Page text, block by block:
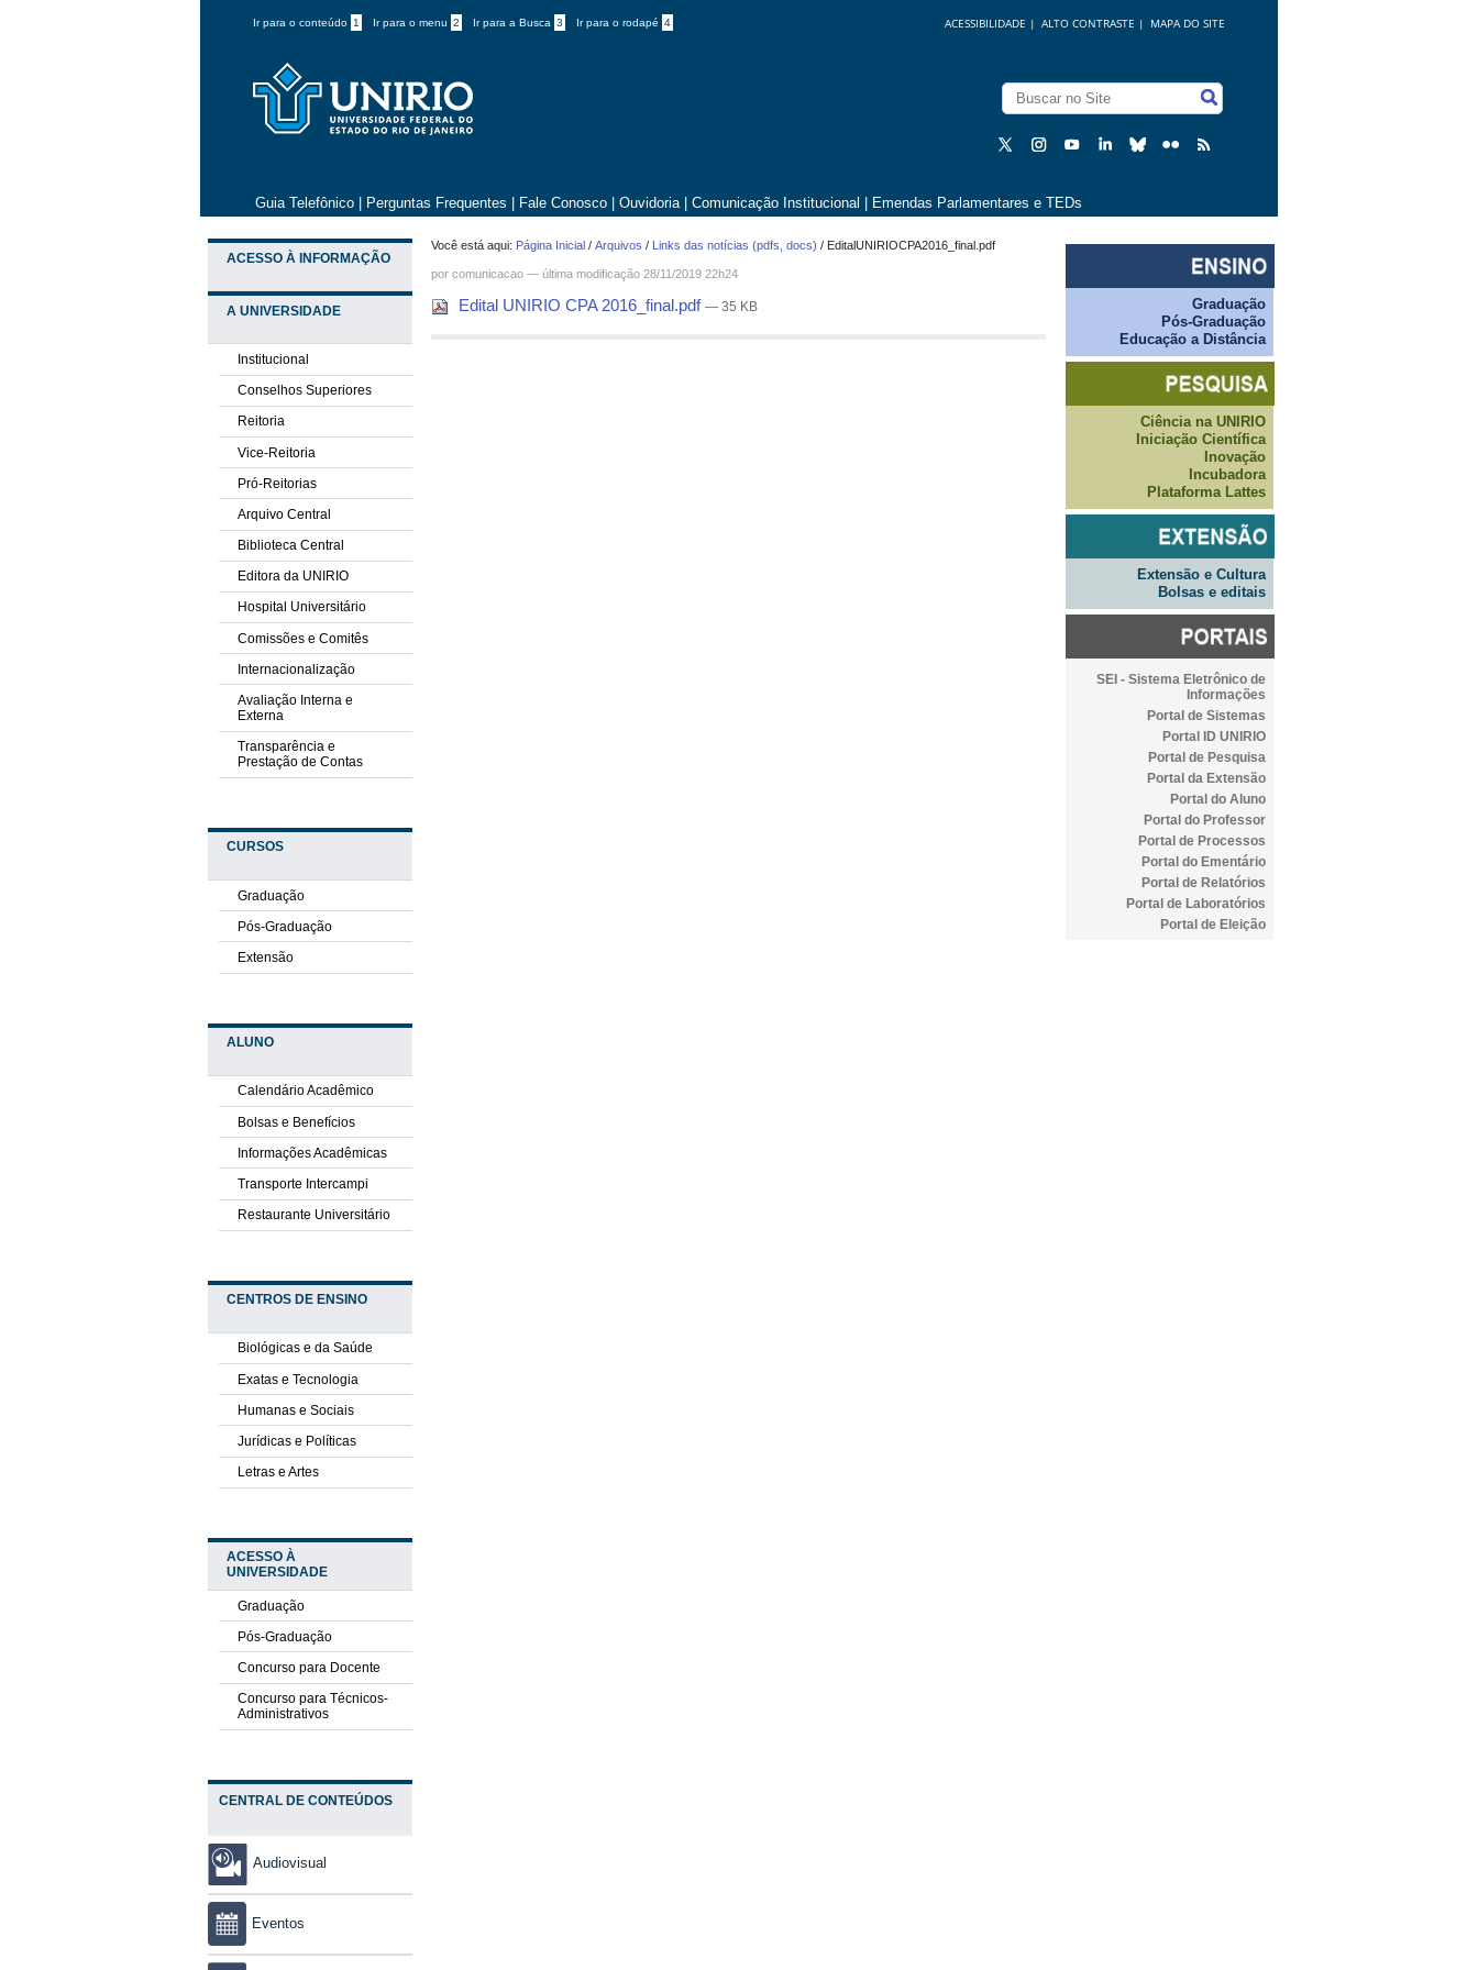
Ir para o conteúdo 1 Ir para o menu 2 Ir para a Busca 3 Ir para o rodapé 4 MAPA DO SITE
ALTO CONTRASTE |
ACESSIBILIDADE |
Guia Telefônico Perguntas Frequentes Fale Conosco Ouvidoria Comunicação Institucional Emendas Parlamentares e TEDs
ACESSO À INFORMAÇÃO
A UNIVERSIDADE
Institucional
Conselhos Superiores
Reitoria
Vice-Reitoria
Pró-Reitorias
Arquivo Central
Biblioteca Central
Editora da UNIRIO
Hospital Universitário
Comissões e Comitês
Internacionalização
Avaliação Interna e
Externa
Transparência e
Prestação de Contas
CURSOS
Graduação
Pós-Graduação
Extensão
ALUNO
Calendário Acadêmico
Bolsas e Benefícios
Informações Acadêmicas
Transporte Intercampi
Restaurante Universitário
CENTROS DE ENSINO
Biológicas e da Saúde
Exatas e Tecnologia
Humanas e Sociais
Jurídicas e Políticas
Letras e Artes
ACESSO À
UNIVERSIDADE
Graduação
Pós-Graduação
Concurso para Docente
Concurso para Técnicos-
Administrativos
CENTRAL DE CONTEÚDOS
Audiovisual
Eventos
Você está aqui: Página Inicial /Arquivos / Links das notícias (pdfs, docs) / EditalUNIRIOCPA2016_final.pdf
por comunicacao —última modificação 28/11/2019 22h24
Edital UNIRIO CPA 2016_final.pdf— 35 KB
Graduação
Pós-Graduação
Educação a Distância
Ciência na UNIRIO
Iniciação Científica
Inovação
Incubadora
Plataforma Lattes
Extensão e Cultura
Bolsas e editais
SEI - Sistema Eletrônico de
Informações
Portal de Sistemas
Portal ID UNIRIO
Portal de Pesquisa
Portal da Extensão
Portal do Aluno
Portal do Professor
Portal de Processos
Portal do Ementário
Portal de Relatórios
Portal de Laboratórios
Portal de Eleição